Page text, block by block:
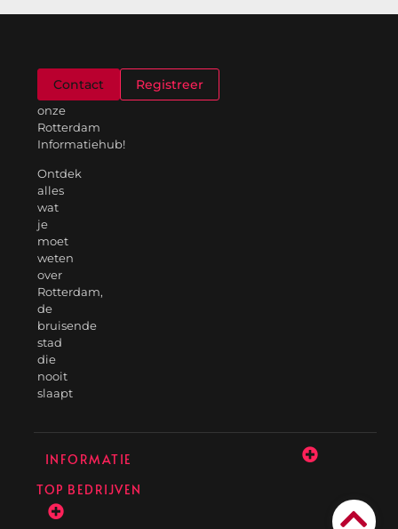
onze
Rotterdam
Informatiehub!
Ontdek
alles
wat
je
moet
weten
over
Rotterdam,
de
bruisende
stad
die
nooit
slaapt
Contact Registreer
INFORMATIE
TOP BEDRIJVEN